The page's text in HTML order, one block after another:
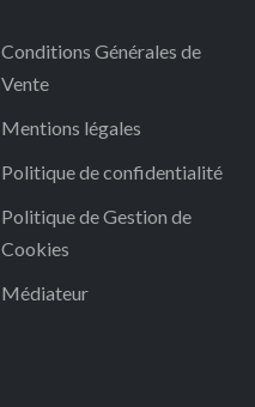
Conditions Générales de
Vente
Mentions légales
Politique de confidentialité
Politique de Gestion de
Cookies
Médiateur